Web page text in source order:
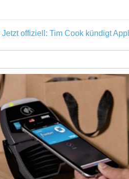
Jetzt offiziell: Tim Cook kündigt